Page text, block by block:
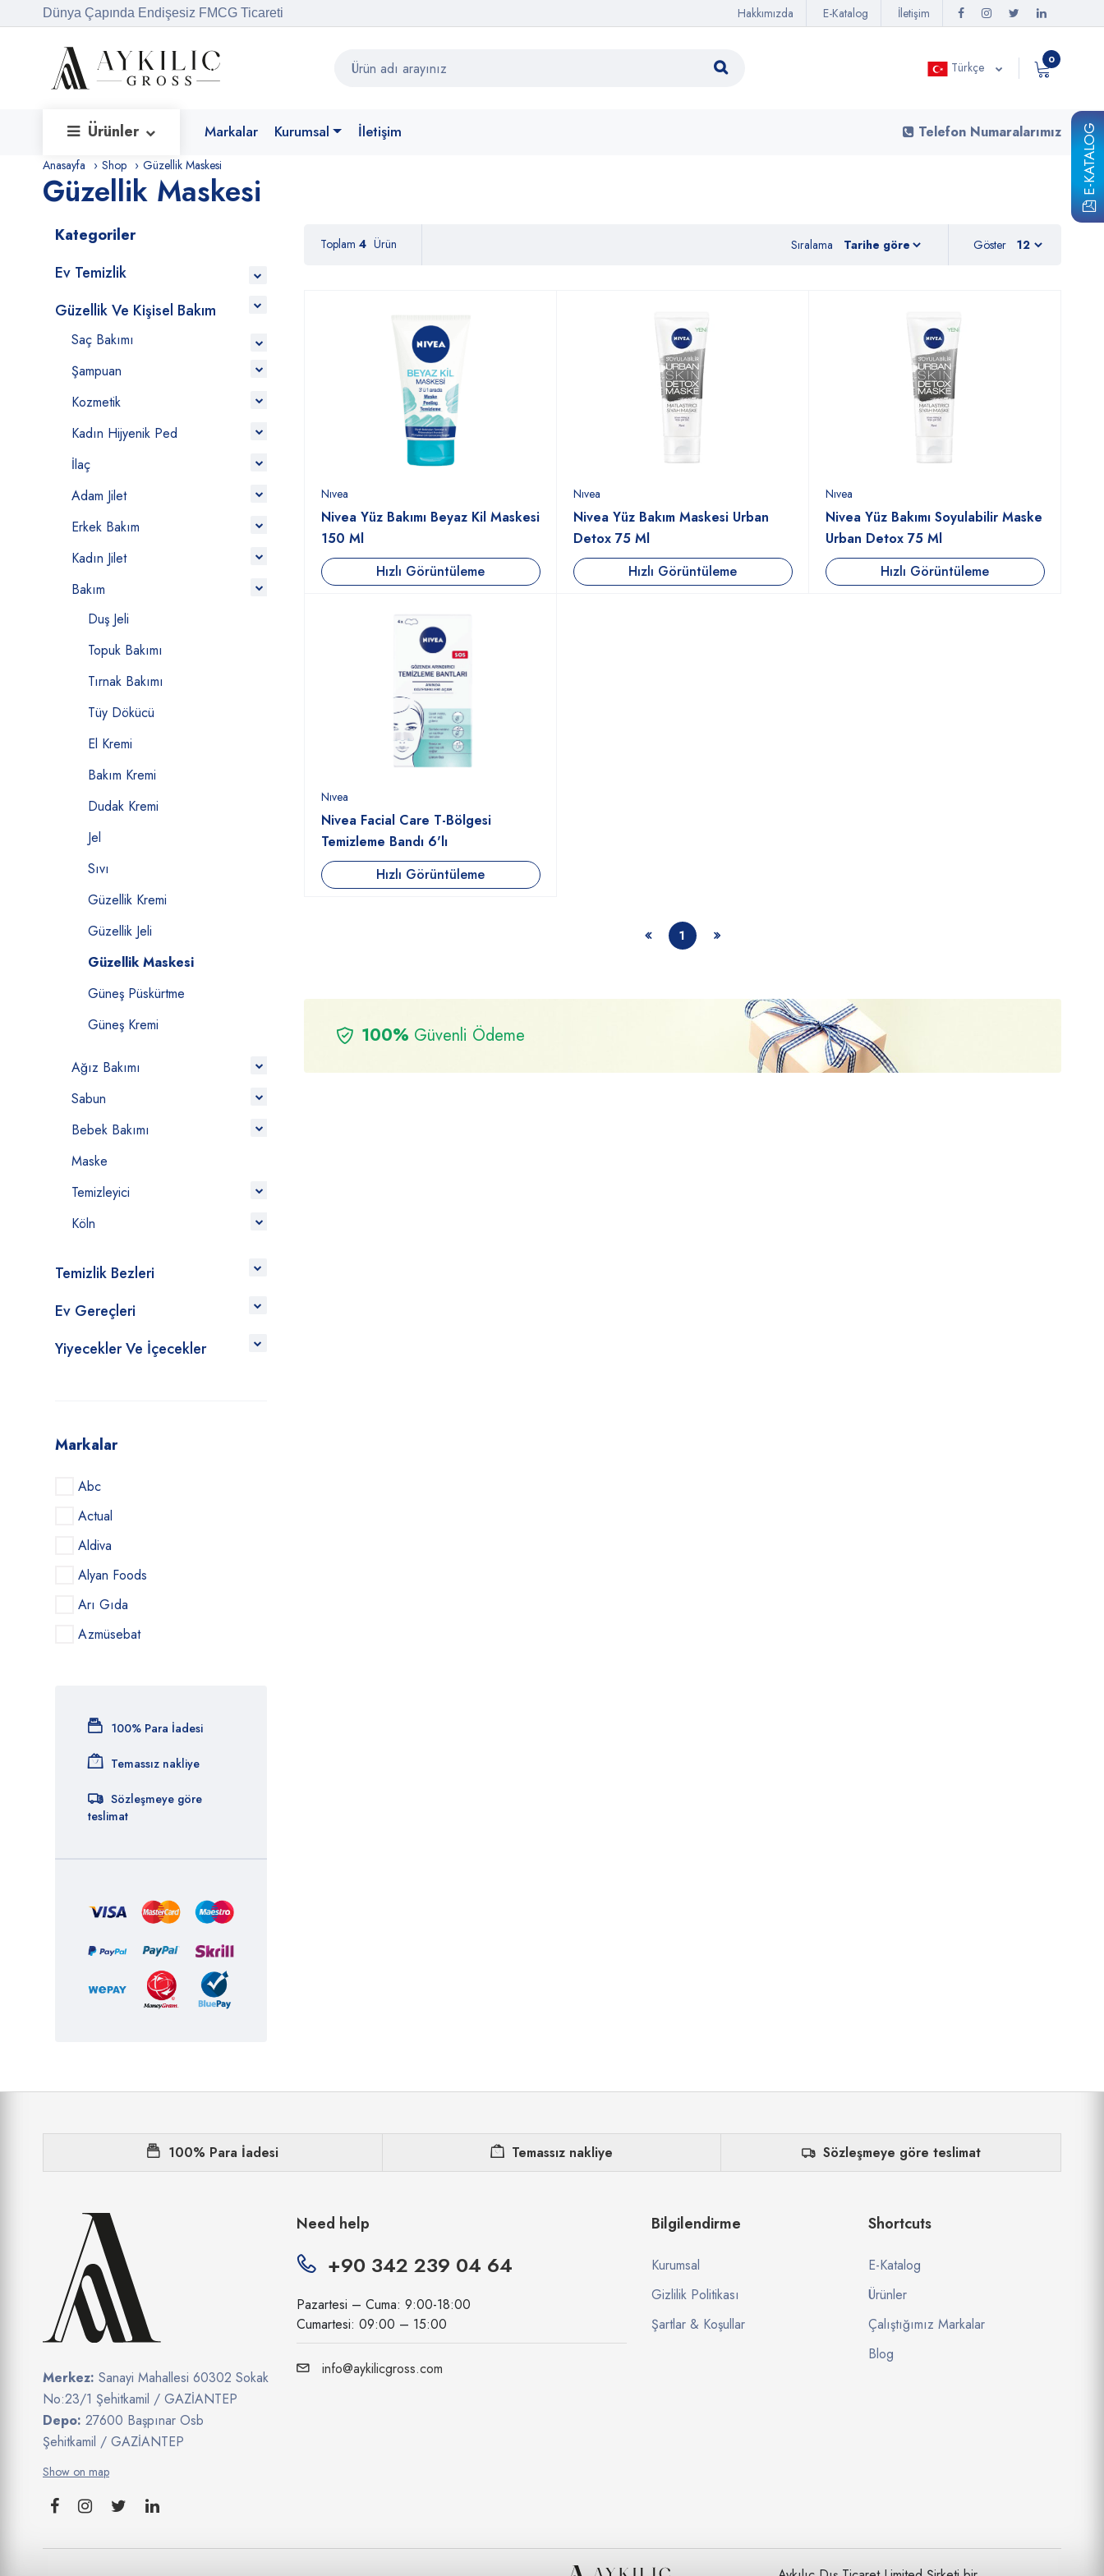
E-KATALOG
Dünya Çapında Endişesiz FMCG Ticareti Hakkımızda E-Katalog İletişim
0
Türkçe
Ürünler Markalar Kurumsal İletişim Telefon Numaralarımız
Anasayfa Shop Güzellik Maskesi
Güzellik Maskesi
Toplam 4 Ürün Sıralama Göster
Nıvea
Nivea Yüz Bakımı Beyaz Kil Maskesi
150 Ml
Hızlı Görüntüleme
Nıvea
Nivea Yüz Bakım Maskesi Urban
Detox 75 Ml
Hızlı Görüntüleme
Nıvea
Nivea Yüz Bakımı Soyulabilir Maske
Urban Detox 75 Ml
Hızlı Görüntüleme
Nıvea
Nivea Facial Care T-Bölgesi
Temizleme Bandı 6'lı
Hızlı Görüntüleme
1
100% Güvenli Ödeme
Kategoriler
Ev Temizlik
Güzellik Ve Kişisel Bakım
Saç Bakımı
Şampuan
Kozmetik
Kadın Hijyenik Ped
İlaç
Adam Jilet
Erkek Bakım
Kadın Jilet
Bakım
Duş Jeli
Topuk Bakımı
Tırnak Bakımı
Tüy Dökücü
El Kremi
Bakım Kremi
Dudak Kremi
Jel
Sıvı
Güzellik Kremi
Güzellik Jeli
Güzellik Maskesi
Güneş Püskürtme
Güneş Kremi
Ağız Bakımı
Sabun
Bebek Bakımı
Maske
Temizleyici
Köln
Temizlik Bezleri
Ev Gereçleri
Yiyecekler Ve İçecekler
Markalar
Abc
Actual
Aldiva
Alyan Foods
Arı Gıda
Azmüsebat
Barilla
Bebeto
Bıc
Calve
Cappy
Clinmax
Dalan
Dardanel
Didi
Dixi
Doğuş
Dp
Dr.oetker
Duracell
Eti
100% Para İadesi
Temassız nakliye
Sözleşmeye göre
teslimat
100% Para İadesi Temassız nakliye Sözleşmeye göre teslimat
Merkez: Sanayi Mahallesi 60302 Sokak
No:23/1 Şehitkamil / GAZİANTEP
Depo: 27600 Başpınar Osb
Şehitkamil / GAZİANTEP
Show on map
Need help
+90 342 239 04 64
Pazartesi – Cuma: 9:00-18:00
Cumartesi: 09:00 – 15:00
info@aykilicgross.com
Bilgilendirme
Kurumsal
Gizlilik Politikası
Şartlar & Koşullar
Shortcuts
E-Katalog
Ürünler
Çalıştığımız Markalar
Blog